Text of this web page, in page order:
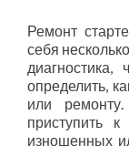
Ремонт
себя
определить,
или
приступить
изношенных